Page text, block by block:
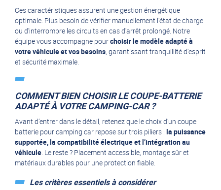
Ces caractéristiques assurent une gestion énergétique
optimale. Plus besoin de vérifier manuellement l'état de charge
ou d'interrompre les circuits en cas d'arrêt prolongé. Notre
équipe vous accompagne pourchoisir le modèle adapté à
votre véhicule et vos besoins, garantissant tranquillité d'esprit
et sécurité maximale.
COMMENT BIEN CHOISIR LE COUPE-BATTERIE
ADAPTÉ À VOTRE CAMPING-CAR ?
Avant d’entrer dans le détail, retenez que le choix d’un coupe
batterie pour camping car repose sur trois piliers : la puissance
supportée, la compatibilité électrique et l’intégration au
véhicule. Le reste ? Placement accessible, montage sûr et
matériaux durables pour une protection fiable.
Les critères essentiels à considérer